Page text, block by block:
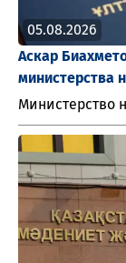
05.08.2026
Аскар
министерства
Министерство